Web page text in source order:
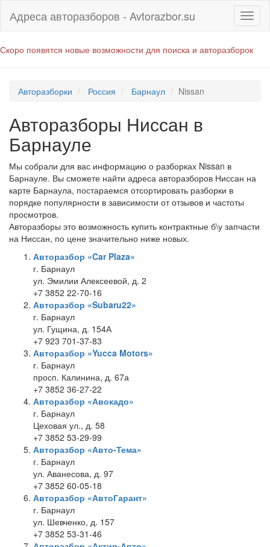
Адреса авторазборов - Avtorazbor.su
Скоро появятся новые возможности для поиска и авторазборок
Авторазборки Россия Барнаул Nissan
Авторазборы Ниссан в
Барнауле
Мы собрали для вас информацию о разборках Nissan в
Барнауле. Вы сможете найти адреса авторазборов Ниссан на
карте Барнаула, постараемся отсортировать разборки в
порядке популярности в зависимости от отзывов и частоты
просмотров.
Авторазборы это возможность купить контрактные б\у запчасти
на Ниссан, по цене значительно ниже новых.
Авторазбор «Car Plaza»
г. Барнаул
ул. Эмилии Алексеевой, д. 2
+7 3852 22-70-16
Авторазбор «Subaru22»
г. Барнаул
ул. Гущина, д. 154А
+7 923 701-37-83
Авторазбор «Yucca Motors»
г. Барнаул
просп. Калинина, д. 67а
+7 3852 36-27-22
Авторазбор «Авокадо»
г. Барнаул
Цеховая ул., д. 58
+7 3852 53-29-99
Авторазбор «Авто-Тема»
г. Барнаул
ул. Аванесова, д. 97
+7 3852 60-05-18
Авторазбор «АвтоГарант»
г. Барнаул
ул. Шевченко, д. 157
+7 3852 53-31-46